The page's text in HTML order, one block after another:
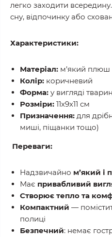
легко заходити
сну, відпочинку або
Характеристики:
Матеріал: м’який плюш
Колір: коричневий
Форма: у вигляді
Розміри: 11х9х11 см
Призначення: для
миші, піщанки тощо)
Переваги:
Надзвичайно м’який і
Має привабливий
Створює тепло та
Компактний —
полиці
Безпечний: немає